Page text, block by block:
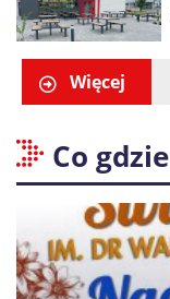
Więcej
Co